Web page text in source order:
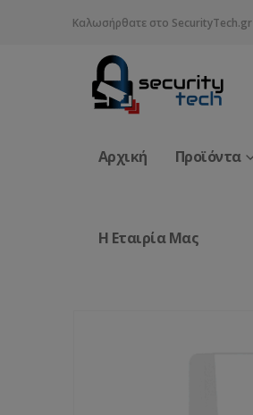
Καλωσήρθατε στο SecurityTech.gr
Αρχική Προϊόντα
Η Εταιρία Μας